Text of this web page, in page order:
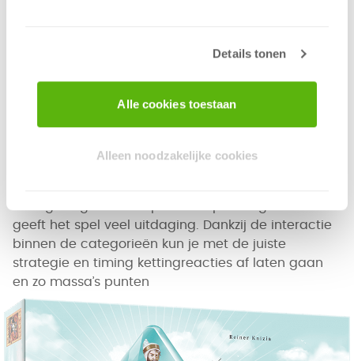
Details tonen
Alle cookies toestaan
Alleen noodzakelijke cookies
je een van deze kaarten en geef je de rest aan de
categorieën op het speelbord. Als vier kaarten zo
zijn gespeeld en doorgegeven, wordt de laatste
kaart afgelegd en is de ronde afgelopen.
geeft het spel veel uitdaging. Dankzij de interactie
binnen de categorieën kun je met de juiste
strategie en timing kettingreacties af laten gaan
en zo massa’s punten